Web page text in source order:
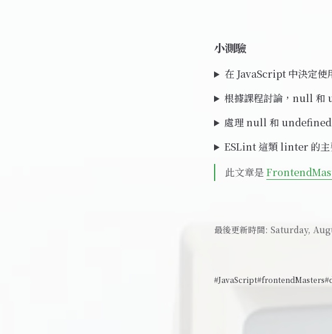
小測驗
在 JavaScript 中決定使
根據課程討論，null 和
處理 null 和 undefined
ESLint 這類 linter 的主
此文章是
最後更新時間: Saturday,
#JavaScript#frontendMasters